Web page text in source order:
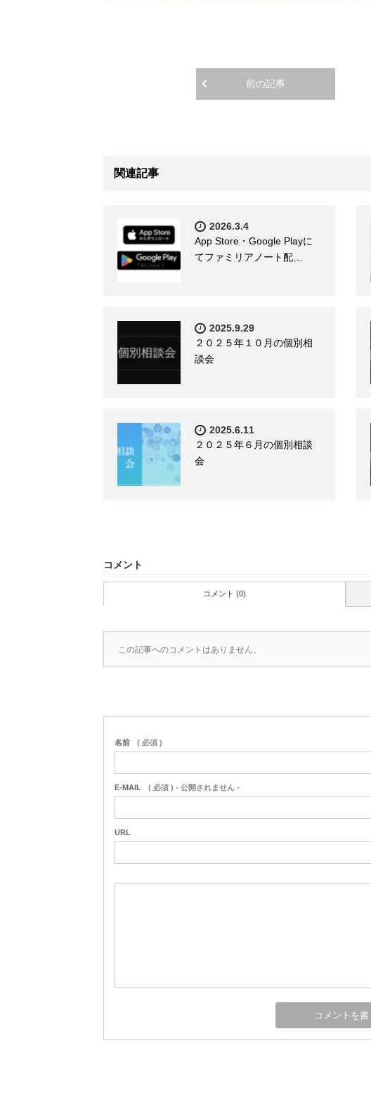
前の記事
関連記事
2026.3.4
App Store・Google Playに
てファミリアノート配…
2025.9.29
２０２５年１０月の個別相
談会
2025.6.11
２０２５年６月の個別相談
会
コメント
コメント (0)
この記事へのコメントはありません。
名前 ( 必須 )
E-MAIL ( 必須 ) - 公開されません -
URL